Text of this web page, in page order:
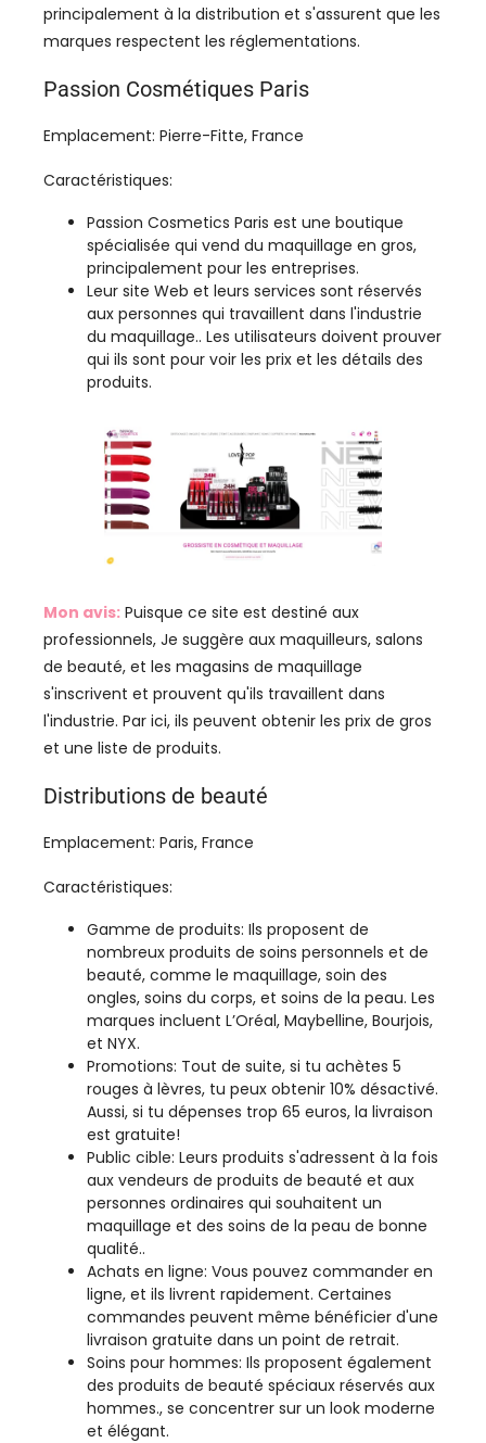
principalement à la distribution et s'assurent que les
marques respectent les réglementations.
Passion Cosmétiques Paris
Emplacement: Pierre-Fitte, France
Caractéristiques:
Passion Cosmetics Paris est une boutique
spécialisée qui vend du maquillage en gros,
principalement pour les entreprises.
Leur site Web et leurs services sont réservés
aux personnes qui travaillent dans l'industrie
du maquillage.. Les utilisateurs doivent prouver
qui ils sont pour voir les prix et les détails des
produits.
Mon avis: Puisque ce site est destiné aux
professionnels, Je suggère aux maquilleurs, salons
de beauté, et les magasins de maquillage
s'inscrivent et prouvent qu'ils travaillent dans
l'industrie. Par ici, ils peuvent obtenir les prix de gros
et une liste de produits.
Distributions de beauté
Emplacement: Paris, France
Caractéristiques:
Gamme de produits: Ils proposent de
nombreux produits de soins personnels et de
beauté, comme le maquillage, soin des
ongles, soins du corps, et soins de la peau. Les
marques incluent L’Oréal, Maybelline, Bourjois,
et NYX.
Promotions: Tout de suite, si tu achètes 5
rouges à lèvres, tu peux obtenir 10% désactivé.
Aussi, si tu dépenses trop 65 euros, la livraison
est gratuite!
Public cible: Leurs produits s'adressent à la fois
aux vendeurs de produits de beauté et aux
personnes ordinaires qui souhaitent un
maquillage et des soins de la peau de bonne
qualité..
Achats en ligne: Vous pouvez commander en
ligne, et ils livrent rapidement. Certaines
commandes peuvent même bénéficier d'une
livraison gratuite dans un point de retrait.
Soins pour hommes: Ils proposent également
des produits de beauté spéciaux réservés aux
hommes., se concentrer sur un look moderne
et élégant.